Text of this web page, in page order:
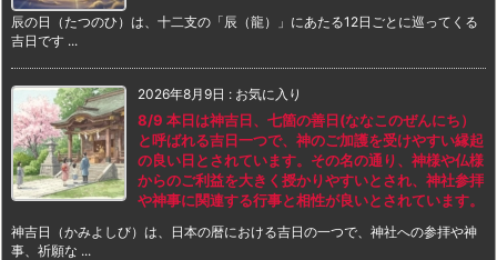
辰の日（たつのひ）は、十二支の「辰（龍）」にあたる12日ごとに巡ってくる
吉日です ...
2026年8月9日 : お気に入り
8/9 本日は神吉日、七箇の善日(ななこのぜんにち）
と呼ばれる吉日一つで、神のご加護を受けやすい縁起
の良い日とされています。その名の通り、神様や仏様
からのご利益を大きく授かりやすいとされ、神社参拝
や神事に関連する行事と相性が良いとされています。
神吉日（かみよしび）は、日本の暦における吉日の一つで、神社への参拝や神
事、祈願な ...